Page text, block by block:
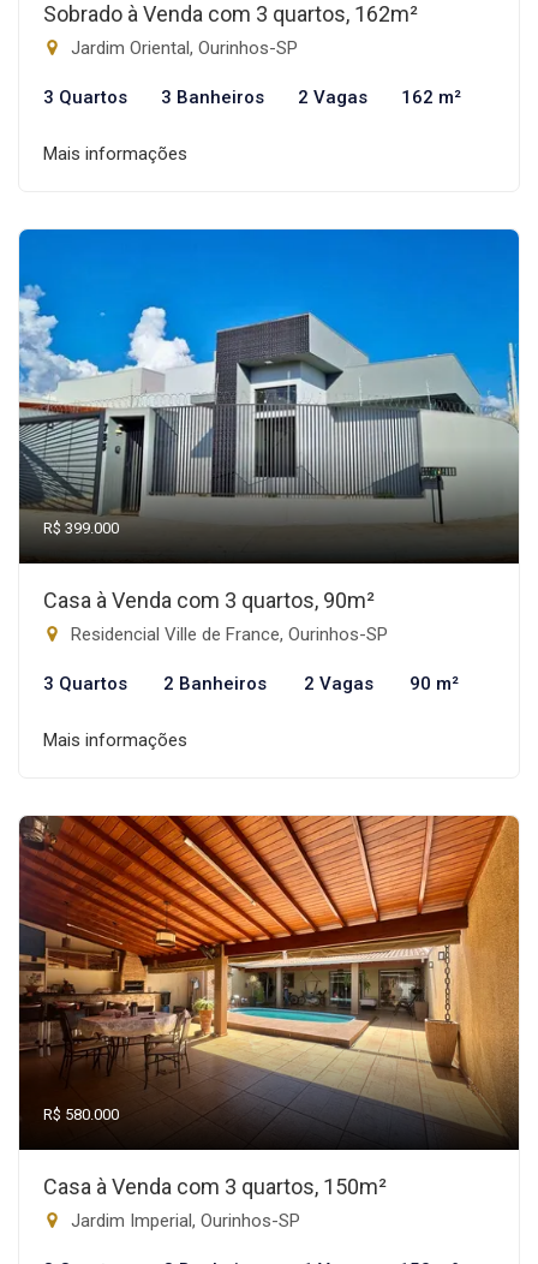
Sobrado à Venda com 3 quartos, 162m²
Jardim Oriental, Ourinhos-SP
3 Quartos 3 Banheiros 2 Vagas 162 m²
Mais informações
R$ 399.000
Casa à Venda com 3 quartos, 90m²
Residencial Ville de France, Ourinhos-SP
3 Quartos 2 Banheiros 2 Vagas 90 m²
Mais informações
R$ 580.000
Casa à Venda com 3 quartos, 150m²
Jardim Imperial, Ourinhos-SP